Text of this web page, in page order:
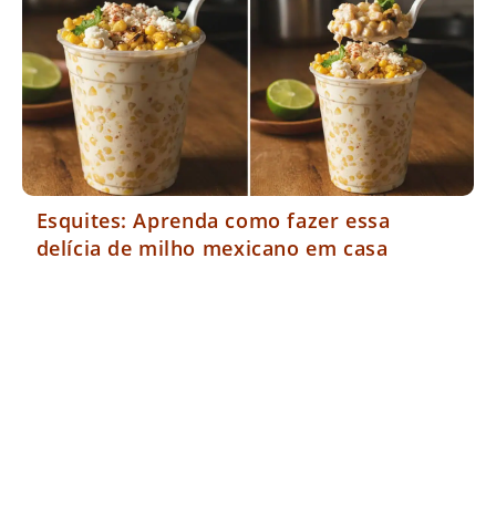
Esquites: Aprenda como fazer essa
delícia de milho mexicano em casa